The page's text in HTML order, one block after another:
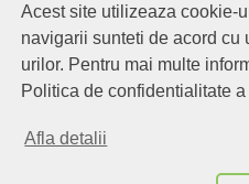
Acest site utilizeaza cookie-
navigarii sunteti de acord cu
urilor. Pentru mai multe
Politica de confidentialitate
Afla detalii
© 2026Editura Biscara |Using
Politica de protecţie date cu
top ↑
politica de confidentialitate
Back to top ↑